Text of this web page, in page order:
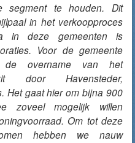
segment te houden. Dit
in het verkoopproces
in deze gemeenten is
Voor de gemeente
de overname van het
door Havensteder,
Het gaat hier om bijna 900
zoveel mogelijk willen
Om tot deze
hebben we nauw